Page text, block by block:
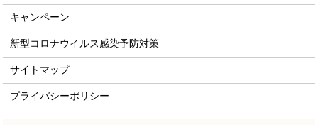
キャンペーン
新型コロナウイルス感染予防対策
サイトマップ
プライバシーポリシー